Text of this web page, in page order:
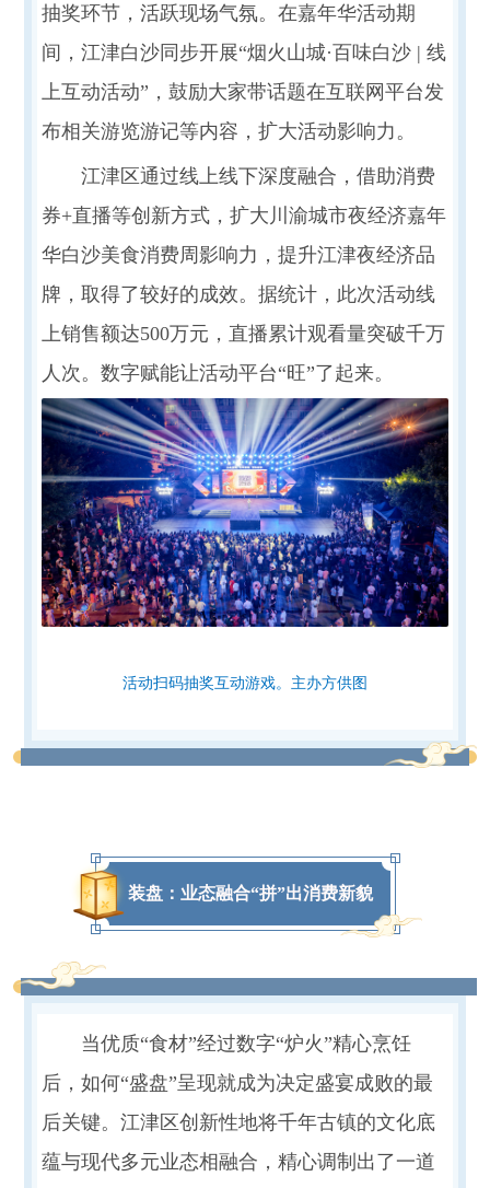
抽奖环节，活跃现场气氛。在嘉年华活动期
间，江津白沙同步开展“烟火山城·百味白沙 | 线
上互动活动”，鼓励大家带话题在互联网平台发
布相关游览游记等内容，扩大活动影响力。
江津区通过线上线下深度融合，借助消费
券+直播等创新方式，扩大川渝城市夜经济嘉年
华白沙美食消费周影响力，提升江津夜经济品
牌，取得了较好的成效。据统计，此次活动线
上销售额达500万元，直播累计观看量突破千万
人次。数字赋能让活动平台“旺”了起来。
活动扫码抽奖互动游戏。主办方供图
装盘：业态融合“拼”出消费新貌
当优质“食材”经过数字“炉火”精心烹饪
后，如何“盛盘”呈现就成为决定盛宴成败的最
后关键。江津区创新性地将千年古镇的文化底
蕴与现代多元业态相融合，精心调制出了一道